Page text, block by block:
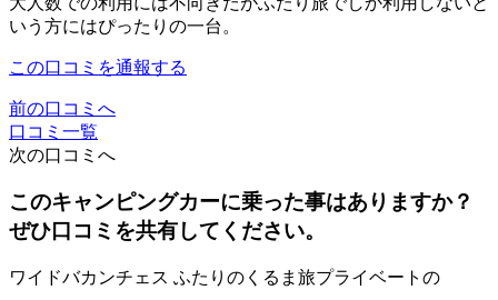
いう方にはぴったりの一台。
この口コミを通報する
前の口コミへ
口コミ一覧
次の口コミへ
このキャンピングカーに乗った事はありますか？
ぜひ口コミを共有してください。
ワイドバカンチェス ふたりのくるま旅プライベートの